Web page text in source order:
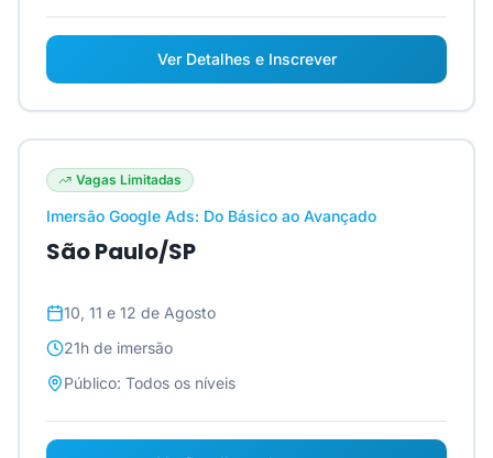
Ver Detalhes e Inscrever
Vagas Limitadas
Imersão Google Ads: Do Básico ao Avançado
São Paulo/SP
10, 11 e 12 de Agosto
21h de imersão
Público: Todos os níveis